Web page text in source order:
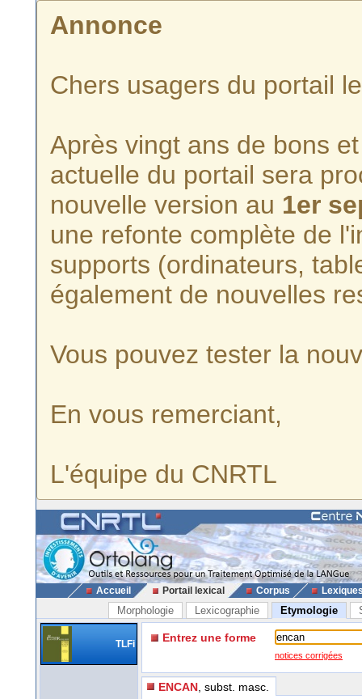
Annonce
Chers usagers du portail
Après vingt ans de bons
actuelle du portail sera
nouvelle version au 1er
une refonte complète de
supports (ordinateurs,
également de nouvelles
Vous pouvez tester la
En vous remerciant,
L'équipe du CNRTL
Accueil Portail lexical Corpus
Morphologie Lexicographie Etymologie
TLFi Entrez une forme
notices corrigées
ENCAN , subst. masc.